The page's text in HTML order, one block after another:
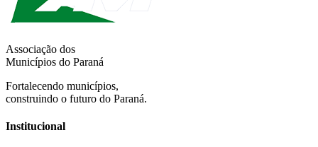
Associação dos
Municípios do Paraná
Fortalecendo municípios,
construindo o futuro do Paraná.
Institucional